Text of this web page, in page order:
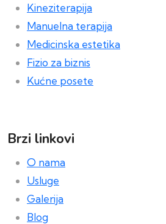
Kineziterapija
Manuelna terapija
Medicinska estetika
Fizio za biznis
Kućne posete
Brzi linkovi
O nama
Usluge
Galerija
Blog